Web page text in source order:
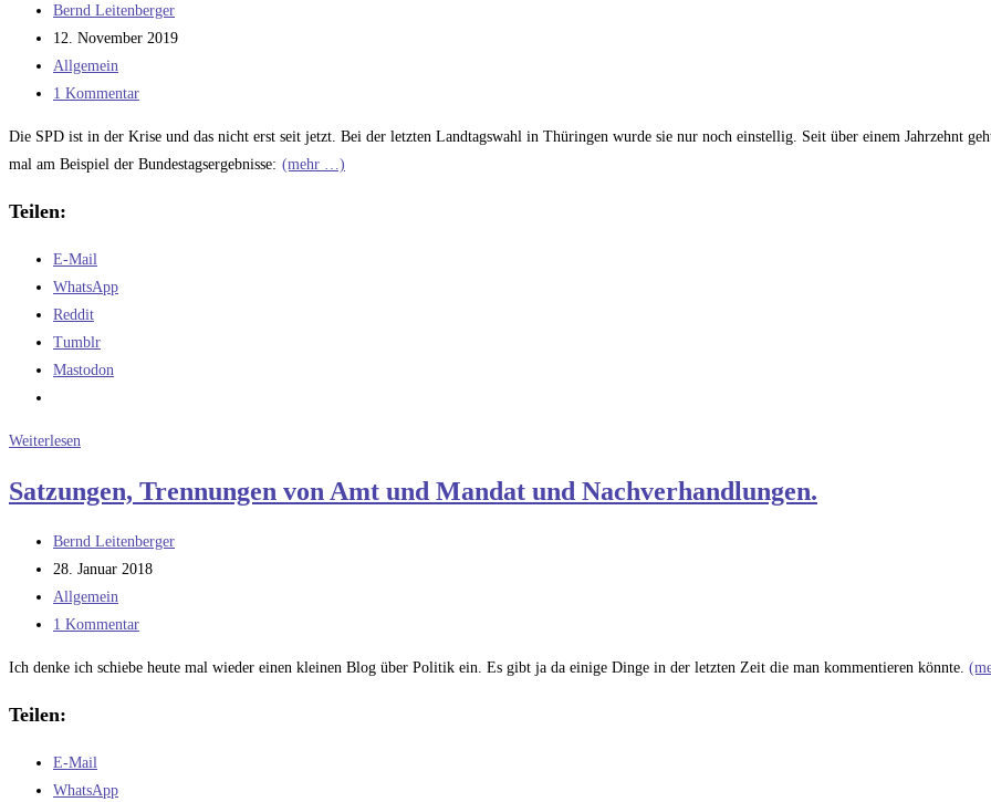
Beitrags-
Autor:
Bernd Leitenberger
Beitrag
veröffentlicht:
12. November 2019
Beitrags-
Kategorie:
Allgemein
Beitrags-
1 Kommentar
Die SPD ist in der Krise und das nicht erst seit jetzt. Bei der letzten Landtagswahl in Thüringen wurde sie nur noch einstellig. Seit über einem Jahrzehnt
mal am Beispiel der Bundestagsergebnisse: (mehr …)
Teilen:
E-Mail
WhatsApp
Reddit
Tumblr
Mastodon
Weiterlesen
leichtgläubige
Satzungen, Trennungen von Amt und Mandat und Nachverhandlungen.
Beitrags-
Autor:
Bernd Leitenberger
Beitrag
veröffentlicht:
28. Januar 2018
Beitrags-
Kategorie:
Allgemein
Beitrags-
1 Kommentar
Ich denke ich schiebe heute mal wieder einen kleinen Blog über Politik ein. Es gibt ja da einige Dinge in der letzten Zeit die man kommentieren könnte.
Teilen:
E-Mail
WhatsApp